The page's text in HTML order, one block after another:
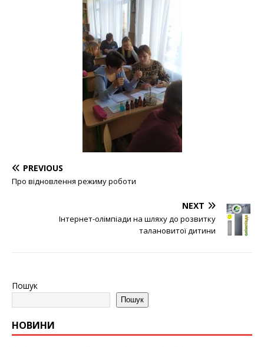
PREVIOUS
Про відновлення режиму роботи
NEXT
Інтернет-олімпіади на шляху до розвитку
талановитої дитини
Пошук
Пошук
НОВИНИ